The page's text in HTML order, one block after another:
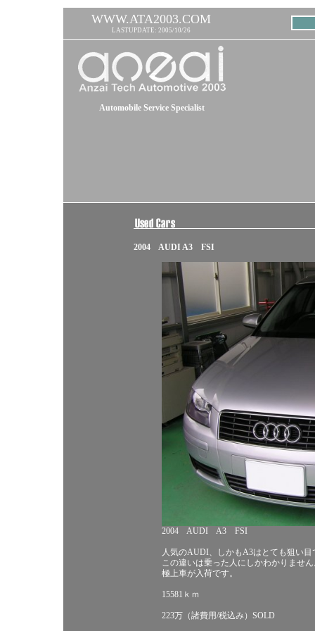
WWW.ATA2003.COM
LASTUPDATE: 2005/10/26
Automobile Service Specialist
2004 AUDI A3 FSI
2004 AUDI A3 FSI
人気のAUDI、しかもA3はとても狙い
この違いは乗った人にしかわかりませ
極上車が入荷です。
15581ｋｍ
223万（諸費用/税込み）SOLD